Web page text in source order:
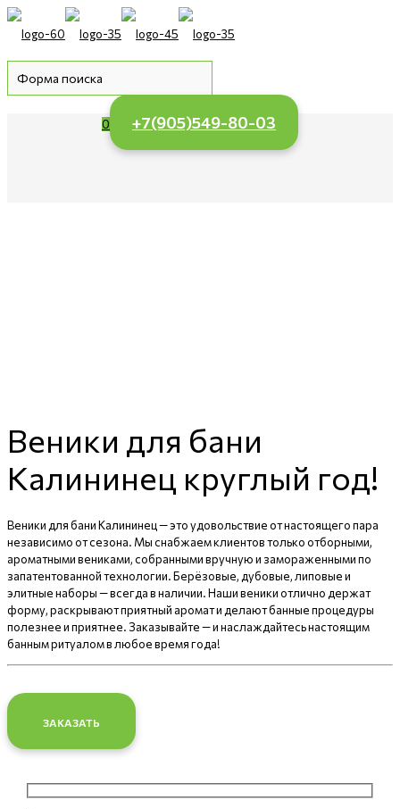
0 +7(905)549-80-03
Веники для бани
Калининец круглый год!
Веники для бани Калининец — это удовольствие от настоящего пара
независимо от сезона. Мы снабжаем клиентов только отборными,
ароматными вениками, собранными вручную и замораженными по
запатентованной технологии. Берёзовые, дубовые, липовые и
элитные наборы — всегда в наличии. Наши веники отлично держат
форму, раскрывают приятный аромат и делают банные процедуры
полезнее и приятнее. Заказывайте — и наслаждайтесь настоящим
банным ритуалом в любое время года!
ЗАКАЗАТЬ